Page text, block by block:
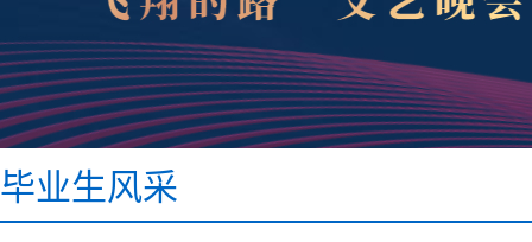
毕业生风采